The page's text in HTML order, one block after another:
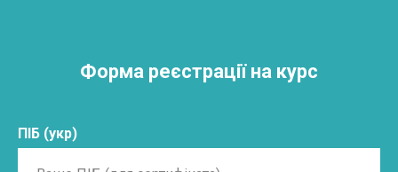
Форма реєстрації на курс
ПІБ (укр)